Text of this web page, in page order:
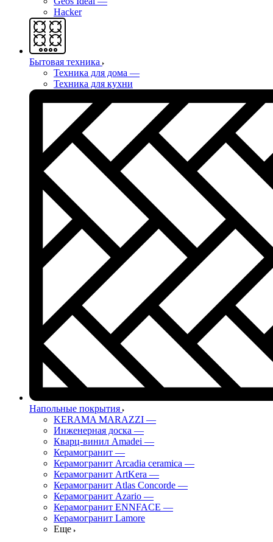
Hacker
Бытовая техника
Техника для дома —
Техника для кухни
Напольные покрытия
KERAMA MARAZZI —
Инженерная доска —
Кварц-винил Amadei —
Керамогранит —
Керамогранит Arcadia ceramica —
Керамогранит ArtKera —
Керамогранит Atlas Concorde —
Керамогранит Azario —
Керамогранит ENNFACE —
Керамогранит Lamore
Еще